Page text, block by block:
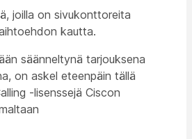
joilla on sivukonttoreita
kautta.
säänneltynä tarjouksena
on askel eteenpäin tällä
-lisenssejä Ciscon